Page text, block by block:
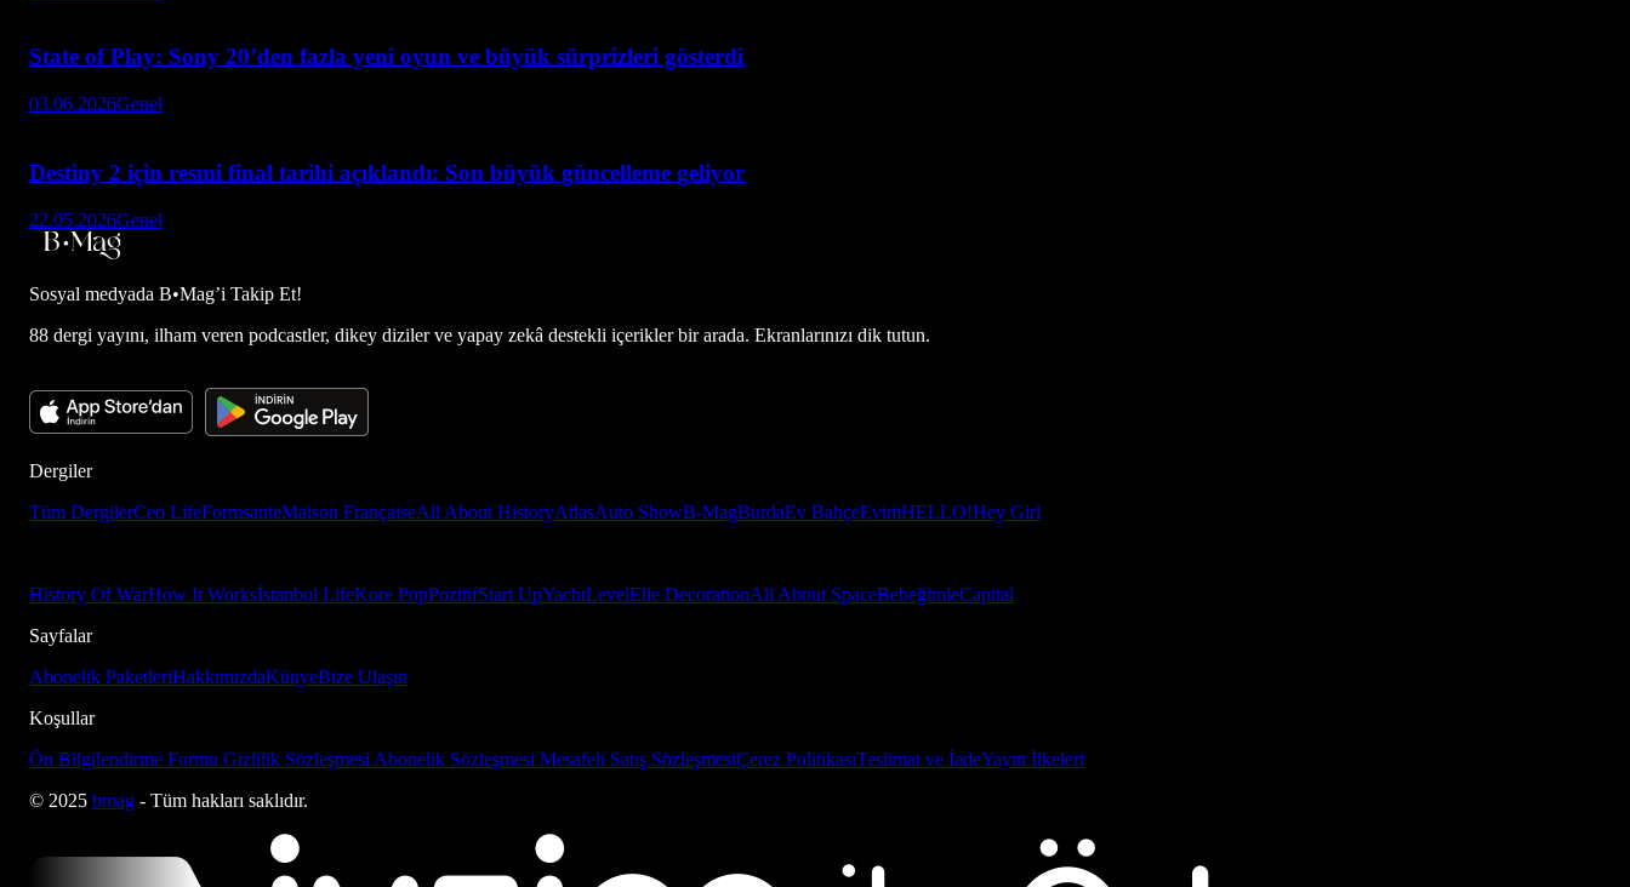
State of Play: Sony 20’den fazla yeni oyun ve büyük sürprizleri gösterdi
03.06.2026Genel
Destiny 2 için resmi final tarihi açıklandı: Son büyük güncelleme geliyor
22.05.2026Genel
Sosyal medyada B•Mag’i Takip Et!
88 dergi yayını, ilham veren podcastler, dikey diziler ve yapay zekâ destekli içerikler bir arada. Ekranlarınızı dik tutun.
Dergiler
Tüm DergilerCeo LifeFormsanteMaison FrançaiseAll About HistoryAtlasAuto ShowB-MagBurdaEv BahçeEvimHELLO!Hey Girl
History Of WarHow It Worksİstanbul LifeKore PopPozitifStart UpYachtLevelElle DecorationAll About SpaceBebeğimleCapital
Sayfalar
Abonelik PaketleriHakkımızdaKünyeBize Ulaşın
Koşullar
Ön Bilgilendirme Formu Gizlilik Sözleşmesi Abonelik Sözleşmesi Mesafeli Satış SözleşmesiÇerez PolitikasıTeslimat ve İadeYayın İlkeleri
© 2025 bmag - Tüm hakları saklıdır.